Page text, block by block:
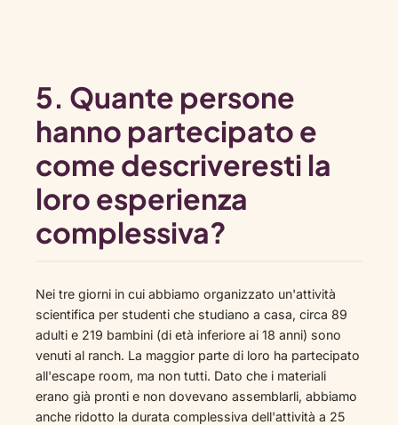
5. Quante persone
hanno partecipato e
come descriveresti la
loro esperienza
complessiva?
Nei tre giorni in cui abbiamo organizzato un'attività
scientifica per studenti che studiano a casa, circa 89
adulti e 219 bambini (di età inferiore ai 18 anni) sono
venuti al ranch. La maggior parte di loro ha partecipato
all'escape room, ma non tutti. Dato che i materiali
erano già pronti e non dovevano assemblarli, abbiamo
anche ridotto la durata complessiva dell'attività a 25